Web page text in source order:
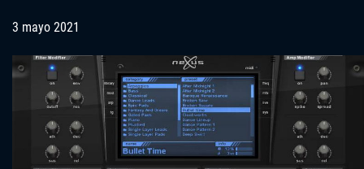
3 mayo 2021